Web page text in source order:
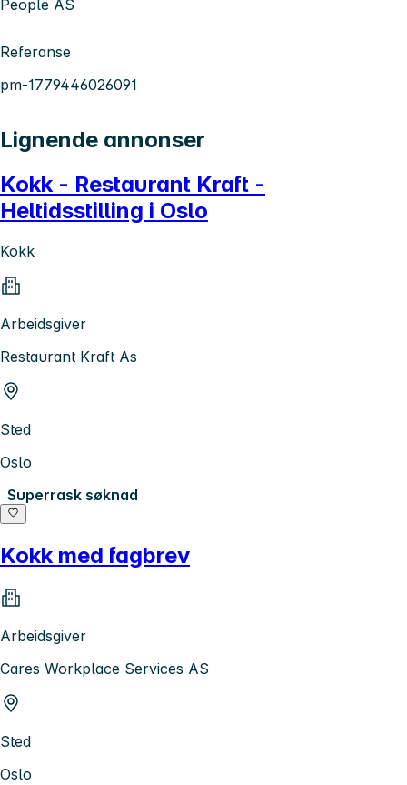
People AS
Referanse
pm-1779446026091
Lignende annonser
Kokk - Restaurant Kraft -
Heltidsstilling i Oslo
Kokk
Arbeidsgiver
Restaurant Kraft As
Sted
Oslo
Superrask søknad
Kokk med fagbrev
Arbeidsgiver
Cares Workplace Services AS
Sted
Oslo